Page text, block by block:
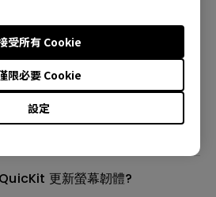
設定
限必要 Cookie
受所有 Cookie
Shuttle匯出設定值? | 顯示器
匯出設定值? | 顯示器
顯示器韌體更新失敗，如何
更新螢幕韌體?